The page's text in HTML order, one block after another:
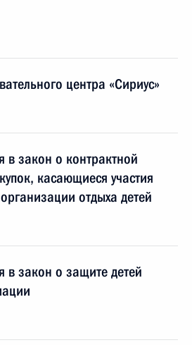
центра «Сириус»
в закон о контрактной
касающиеся участия
организации отдыха детей
в закон о защите детей